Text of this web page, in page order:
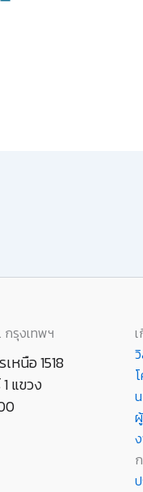
กรุงเทพฯ
หนือ 1518
แขวง